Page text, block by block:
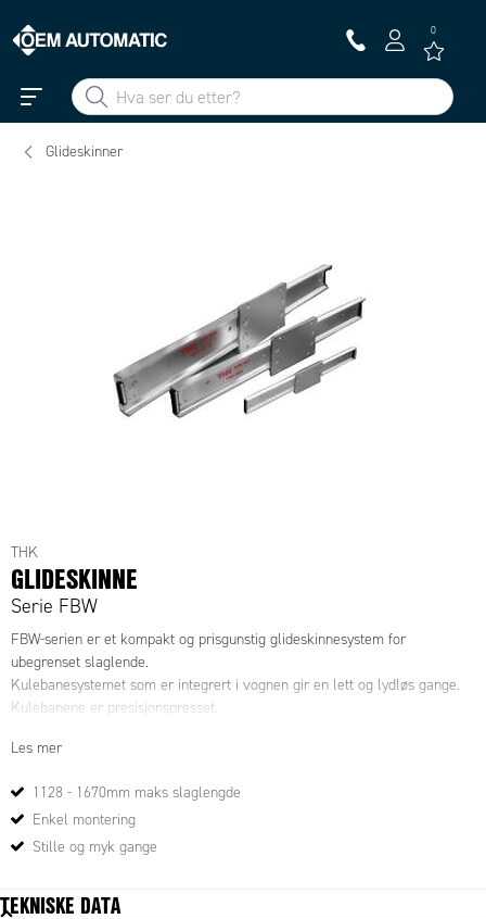
0
Glideskinner
THK
GLIDESKINNE
Serie FBW
FBW-serien er et kompakt og prisgunstig glideskinnesystem for
ubegrenset slaglende.
Kulebanesystemet som er integrert i vognen gir en lett og lydløs gange.
Kulebanene er presisjonspresset.
Les mer
1128 - 1670mm maks slaglengde
Enkel montering
Stille og myk gange
TEKNISKE DATA